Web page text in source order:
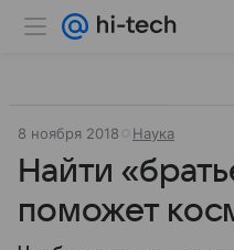
8 ноября 2018 Наука
Найти
поможет